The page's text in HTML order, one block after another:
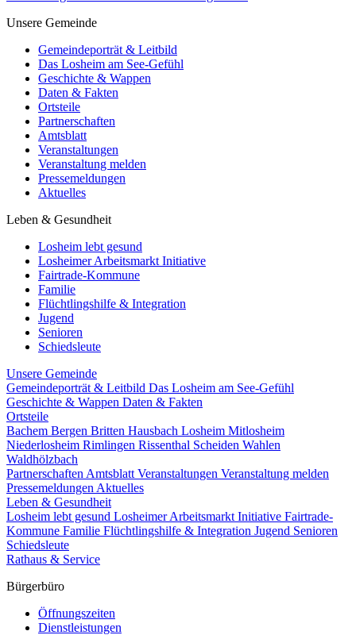
Unsere Gemeinde
Gemeindeporträt & Leitbild
Das Losheim am See-Gefühl
Geschichte & Wappen
Daten & Fakten
Ortsteile
Partnerschaften
Amtsblatt
Veranstaltungen
Veranstaltung melden
Pressemeldungen
Aktuelles
Leben & Gesundheit
Losheim lebt gesund
Losheimer Arbeitsmarkt Initiative
Fairtrade-Kommune
Familie
Flüchtlingshilfe & Integration
Jugend
Senioren
Schiedsleute
Unsere Gemeinde
Gemeindeporträt & Leitbild Das Losheim am See-Gefühl
Geschichte & Wappen Daten & Fakten
Ortsteile
Bachem Bergen Britten Hausbach Losheim Mitlosheim
Niederlosheim Rimlingen Rissenthal Scheiden Wahlen
Waldhölzbach
Partnerschaften Amtsblatt Veranstaltungen Veranstaltung melden
Pressemeldungen Aktuelles
Leben & Gesundheit
Losheim lebt gesund Losheimer Arbeitsmarkt Initiative Fairtrade-
Kommune Familie Flüchtlingshilfe & Integration Jugend Senioren
Schiedsleute
Rathaus & Service
Bürgerbüro
Öffnungszeiten
Dienstleistungen